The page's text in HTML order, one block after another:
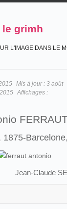
le grimh
L'IMAGE DANS LE
Mis à jour : 3 août
Affichages :
1875-
Jean-Claude